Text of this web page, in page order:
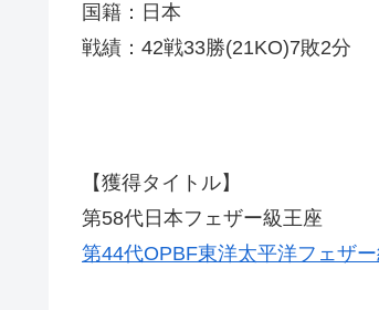
国籍：日本
戦績：42戦33勝(21KO)7敗2分
【獲得タイトル】
第58代日本フェザー級王座
第44代OPBF東洋太平洋フェザ